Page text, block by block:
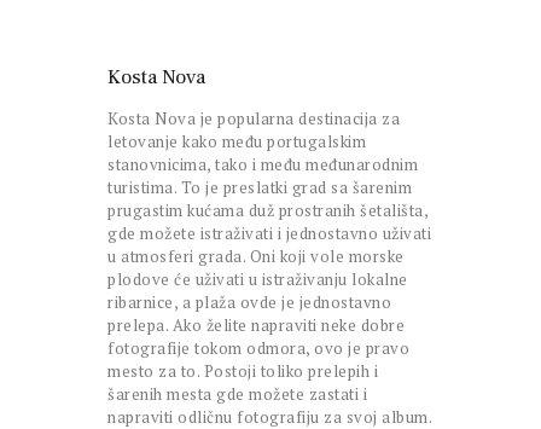
Kosta Nova
Kosta Nova je popularna destinacija za
letovanje kako među portugalskim
stanovnicima, tako i među međunarodnim
turistima. To je preslatki grad sa šarenim
prugastim kućama duž prostranih šetališta,
gde možete istraživati i jednostavno uživati
u atmosferi grada. Oni koji vole morske
plodove će uživati u istraživanju lokalne
ribarnice, a plaža ovde je jednostavno
prelepa. Ako želite napraviti neke dobre
fotografije tokom odmora, ovo je pravo
mesto za to. Postoji toliko prelepih i
šarenih mesta gde možete zastati i
napraviti odličnu fotografiju za svoj album.